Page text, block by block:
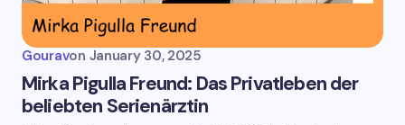
Gouravon January 30, 2025
Mirka Pigulla Freund: Das Privatleben der
beliebten Serienärztin